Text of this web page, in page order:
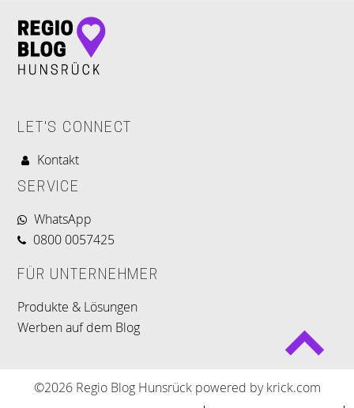
LET'S CONNECT
Kontakt
SERVICE
WhatsApp
0800 0057425
FÜR UNTERNEHMER
Produkte & Lösungen
Werben auf dem Blog
©2026 Regio Blog Hunsrück powered by krick.com